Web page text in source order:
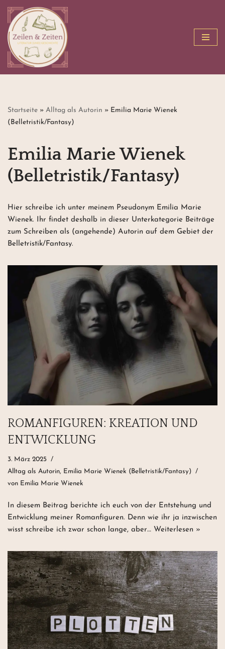
Zum
Inhalt
springen
Startseite » Alltag als Autorin » Emilia Marie Wienek
(Belletristik/Fantasy)
Emilia Marie Wienek
(Belletristik/Fantasy)
Hier schreibe ich unter meinem Pseudonym Emilia Marie
Wienek. Ihr findet deshalb in dieser Unterkategorie Beiträge
zum Schreiben als (angehende) Autorin auf dem Gebiet der
Belletristik/Fantasy.
ROMANFIGUREN: KREATION UND
ENTWICKLUNG
3. März 2025
Alltag als Autorin, Emilia Marie Wienek (Belletristik/Fantasy)
von Emilia Marie Wienek
In diesem Beitrag berichte ich euch von der Entstehung und
Entwicklung meiner Romanfiguren. Denn wie ihr ja inzwischen
wisst schreibe ich zwar schon lange, aber… Weiterlesen »